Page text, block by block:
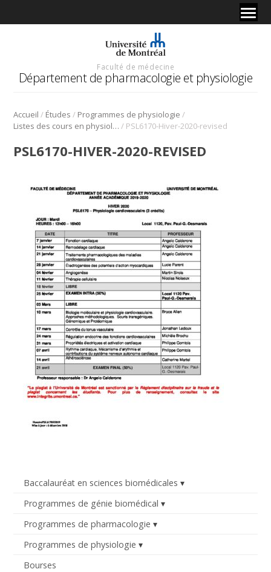
Faculté de médecine
Département de pharmacologie et physiologie
Accueil / Études / Programmes de physiologie /
Listes des cours en physiologie / PSL6170-Hiver-2020-revised
Baccalauréat en sciences biomédicales
Programmes de génie biomédical
Programmes de pharmacologie
Programmes de physiologie
Bourses
PSL6170-HIVER-2020-REVISED